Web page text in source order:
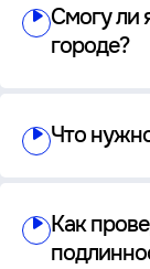
Смогу ли
городе?
Что
Как